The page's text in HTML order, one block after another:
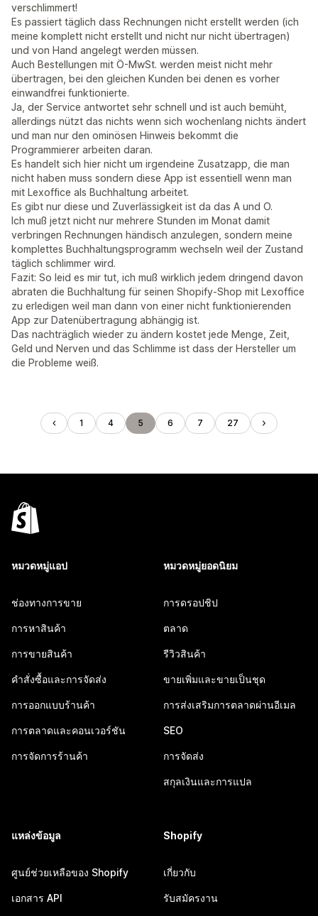
verschlimmert!
Es passiert täglich dass Rechnungen nicht erstellt werden (ich
meine komplett nicht erstellt und nicht nur nicht übertragen)
und von Hand angelegt werden müssen.
Auch Bestellungen mit Ö-MwSt. werden meist nicht mehr
übertragen, bei den gleichen Kunden bei denen es vorher
einwandfrei funktionierte.
Ja, der Service antwortet sehr schnell und ist auch bemüht,
allerdings nützt das nichts wenn sich wochenlang nichts ändert
und man nur den ominösen Hinweis bekommt die
Programmierer arbeiten daran.
Es handelt sich hier nicht um irgendeine Zusatzapp, die man
nicht haben muss sondern diese App ist essentiell wenn man
mit Lexoffice als Buchhaltung arbeitet.
Es gibt nur diese und Zuverlässigkeit ist da das A und O.
Ich muß jetzt nicht nur mehrere Stunden im Monat damit
verbringen Rechnungen händisch anzulegen, sondern meine
komplettes Buchhaltungsprogramm wechseln weil der Zustand
täglich schlimmer wird.
Fazit: So leid es mir tut, ich muß wirklich jedem dringend davon
abraten die Buchhaltung für seinen Shopify-Shop mit Lexoffice
zu erledigen weil man dann von einer nicht funktionierenden
App zur Datenübertragung abhängig ist.
Das nachträglich wieder zu ändern kostet jede Menge, Zeit,
Geld und Nerven und das Schlimme ist dass der Hersteller um
die Probleme weiß.
1 4 5 6 7 27
หมวดหมู่แอป
ช่องทางการขาย
การหาสินค้า
การขายสินค้า
คำสั่งซื้อและการจัดส่ง
การออกแบบร้านค้า
การตลาดและคอนเวอร์ชัน
การจัดการร้านค้า
หมวดหมู่ยอดนิยม
การดรอปชิป
ตลาด
รีวิวสินค้า
ขายเพิ่มและขายเป็นชุด
การส่งเสริมการตลาดผ่านอีเมล
SEO
การจัดส่ง
สกุลเงินและการแปล
แหล่งข้อมูล
ศูนย์ช่วยเหลือของ Shopify
เอกสาร API
Shopify
เกี่ยวกับ
รับสมัครงาน